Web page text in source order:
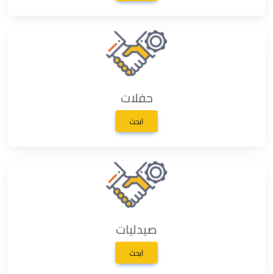
حفلات
ابحث
صيدليات
ابحث